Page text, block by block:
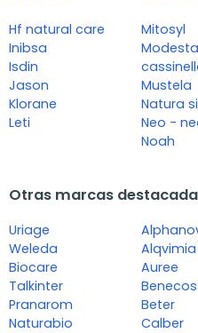
Hf natural care
Inibsa
Isdin
Jason
Klorane
Leti
Mitosyl
Modesta
Mustela
Natura
Neo -
Noah
Otras marcas
Uriage
Weleda
Biocare
Talkinter
Pranarom
Naturabio
Alqvimia
Auree
Benecos
Beter
Calber